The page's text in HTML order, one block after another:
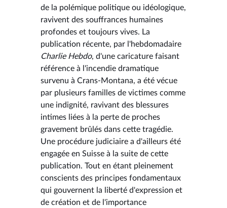
de la polémique politique ou idéologique,
ravivent des souffrances humaines
profondes et toujours vives. La
publication récente, par l'hebdomadaire
Charlie Hebdo, d'une caricature faisant
référence à l'incendie dramatique
survenu à Crans-Montana, a été vécue
par plusieurs familles de victimes comme
une indignité, ravivant des blessures
intimes liées à la perte de proches
gravement brûlés dans cette tragédie.
Une procédure judiciaire a d'ailleurs été
engagée en Suisse à la suite de cette
publication. Tout en étant pleinement
conscients des principes fondamentaux
qui gouvernent la liberté d'expression et
de création et de l'importance